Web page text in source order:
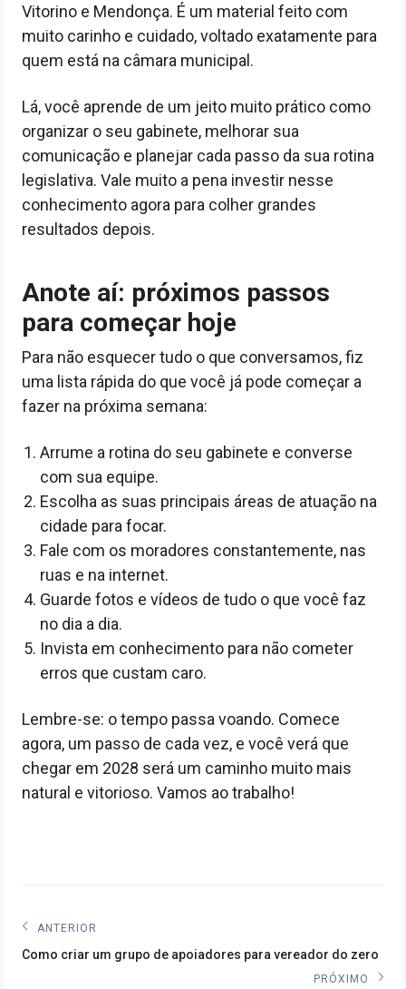
Vitorino e Mendonça. É um material feito com
muito carinho e cuidado, voltado exatamente para
quem está na câmara municipal.
Lá, você aprende de um jeito muito prático como
organizar o seu gabinete, melhorar sua
comunicação e planejar cada passo da sua rotina
legislativa. Vale muito a pena investir nesse
conhecimento agora para colher grandes
resultados depois.
Anote aí: próximos passos
para começar hoje
Para não esquecer tudo o que conversamos, fiz
uma lista rápida do que você já pode começar a
fazer na próxima semana:
Arrume a rotina do seu gabinete e converse
com sua equipe.
Escolha as suas principais áreas de atuação na
cidade para focar.
Fale com os moradores constantemente, nas
ruas e na internet.
Guarde fotos e vídeos de tudo o que você faz
no dia a dia.
Invista em conhecimento para não cometer
erros que custam caro.
Lembre-se: o tempo passa voando. Comece
agora, um passo de cada vez, e você verá que
chegar em 2028 será um caminho muito mais
natural e vitorioso. Vamos ao trabalho!
Navegação
de
ANTERIOR
Post
Como criar um grupo de apoiadores para vereador do zero
PRÓXIMO